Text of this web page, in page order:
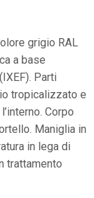
grigio RAL
a base
Parti
tropicalizzato e
Corpo
Maniglia in
in lega di
trattamento